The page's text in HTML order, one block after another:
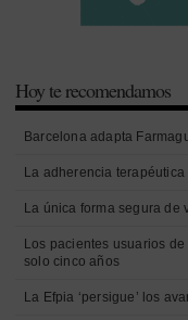
Hoy te recomendamos
Barcelona adapta
La adherencia
La única forma segura de
Los pacientes usuarios
solo cinco años
La Efpia ‘persigue’ los